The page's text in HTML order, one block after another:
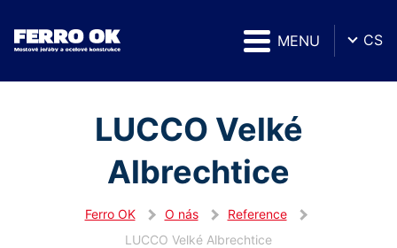
MENU CS
LUCCO Velké
Albrechtice
Ferro OK O nás
Reference
LUCCO Velké Albrechtice